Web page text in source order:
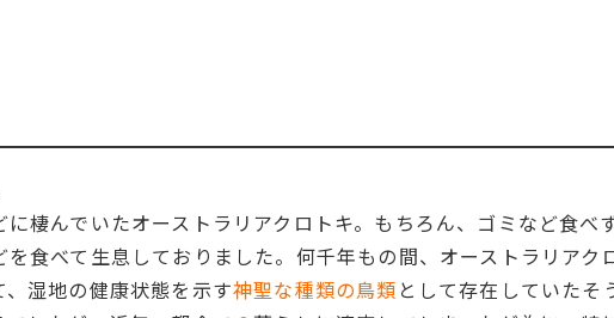
棲んでいたオーストラリアクロトキ。もちろん、ゴミなど食べ
食べて生息しておりました。何千年もの間、オーストラリアク
湿地の健康状態を示す神聖な種類の鳥類 として存在していたそ